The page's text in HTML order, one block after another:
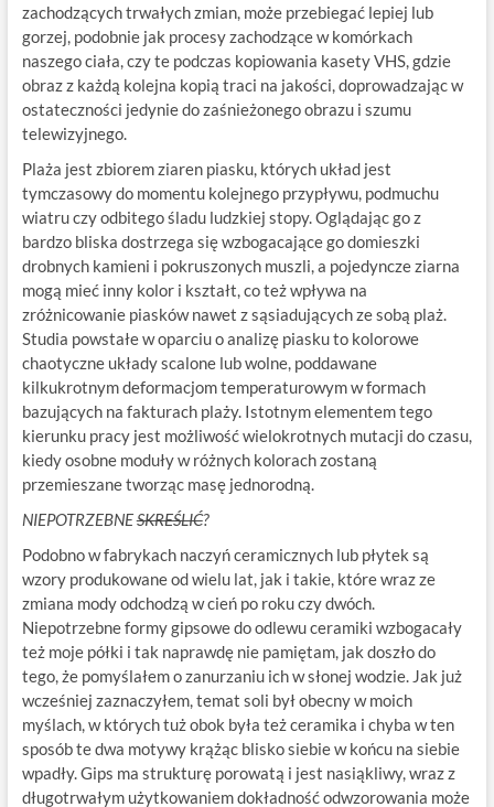
zachodzących trwałych zmian, może przebiegać lepiej lub
gorzej, podobnie jak procesy zachodzące w komórkach
naszego ciała, czy te podczas kopiowania kasety VHS, gdzie
obraz z każdą kolejna kopią traci na jakości, doprowadzając w
ostateczności jedynie do zaśnieżonego obrazu i szumu
telewizyjnego.
Plaża jest zbiorem ziaren piasku, których układ jest
tymczasowy do momentu kolejnego przypływu, podmuchu
wiatru czy odbitego śladu ludzkiej stopy. Oglądając go z
bardzo bliska dostrzega się wzbogacające go domieszki
drobnych kamieni i pokruszonych muszli, a pojedyncze ziarna
mogą mieć inny kolor i kształt, co też wpływa na
zróżnicowanie piasków nawet z sąsiadujących ze sobą plaż.
Studia powstałe w oparciu o analizę piasku to kolorowe
chaotyczne układy scalone lub wolne, poddawane
kilkukrotnym deformacjom temperaturowym w formach
bazujących na fakturach plaży. Istotnym elementem tego
kierunku pracy jest możliwość wielokrotnych mutacji do czasu,
kiedy osobne moduły w różnych kolorach zostaną
przemieszane tworząc masę jednorodną.
NIEPOTRZEBNESKREŚLIĆ?
Podobno w fabrykach naczyń ceramicznych lub płytek są
wzory produkowane od wielu lat, jak i takie, które wraz ze
zmiana mody odchodzą w cień po roku czy dwóch.
Niepotrzebne formy gipsowe do odlewu ceramiki wzbogacały
też moje półki i tak naprawdę nie pamiętam, jak doszło do
tego, że pomyślałem o zanurzaniu ich w słonej wodzie. Jak już
wcześniej zaznaczyłem, temat soli był obecny w moich
myślach, w których tuż obok była też ceramika i chyba w ten
sposób te dwa motywy krążąc blisko siebie w końcu na siebie
wpadły. Gips ma strukturę porowatą i jest nasiąkliwy, wraz z
długotrwałym użytkowaniem dokładność odwzorowania może